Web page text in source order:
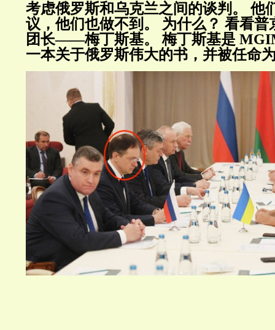
考虑俄罗斯和乌克兰之间的谈判。
他
议，他们也做不到。
为什么？ 看看普
团长——梅丁斯基。
梅丁斯基是
一本关于俄罗斯伟大的书，并被任命